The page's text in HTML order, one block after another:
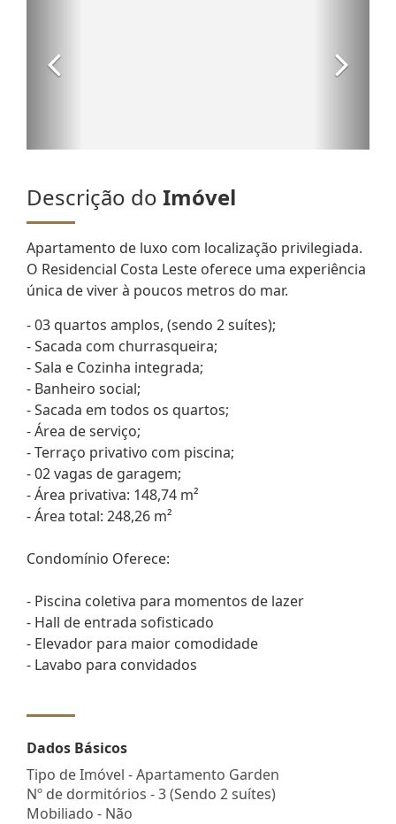
Descrição do Imóvel
Apartamento de luxo com localização privilegiada.
O Residencial Costa Leste oferece uma experiência
única de viver à poucos metros do mar.
- 03 quartos amplos, (sendo 2 suítes);
- Sacada com churrasqueira;
- Sala e Cozinha integrada;
- Banheiro social;
- Sacada em todos os quartos;
- Área de serviço;
- Terraço privativo com piscina;
- 02 vagas de garagem;
- Área privativa: 148,74 m²
- Área total: 248,26 m²
Condomínio Oferece:
- Piscina coletiva para momentos de lazer
- Hall de entrada sofisticado
- Elevador para maior comodidade
- Lavabo para convidados
Dados Básicos
Tipo de Imóvel - Apartamento Garden
Nº de dormitórios - 3 (Sendo 2 suítes)
Mobiliado - Não